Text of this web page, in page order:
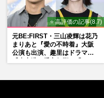
⭐ 高評価の記事(8.7)
元BE:FIRST・三山凌輝は花乃
まりあと『愛の不時着』大阪
公演も出演、趣里はドラマ